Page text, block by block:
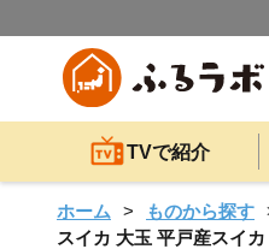
TVで紹介
ホーム ものから探す
スイカ 大玉 平戸産スイ